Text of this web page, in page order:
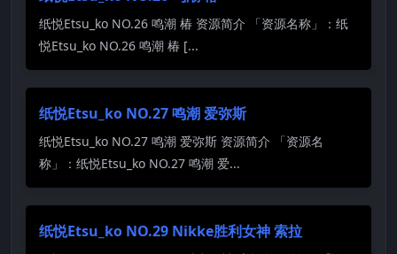
纸悦Etsu_ko NO.26 鸣潮 椿 资源简介 「资源名称」：纸
悦Etsu_ko NO.26 鸣潮 椿 [...
纸悦Etsu_ko NO.27 鸣潮 爱弥斯
纸悦Etsu_ko NO.27 鸣潮 爱弥斯 资源简介 「资源名
称」：纸悦Etsu_ko NO.27 鸣潮 爱...
纸悦Etsu_ko NO.29 Nikke胜利女神 索拉